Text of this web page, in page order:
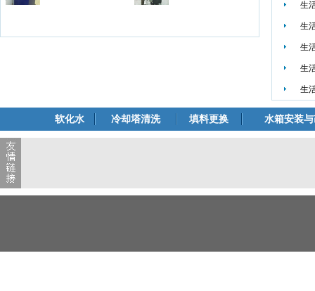
生
生
生
生
生
软化水 冷却塔清洗 填料更换 水箱安装